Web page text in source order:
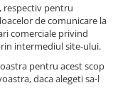
, respectiv pentru
de comunicare la
comerciale privind
intermediul site-ului.
pentru acest scop
daca alegeti sa-l